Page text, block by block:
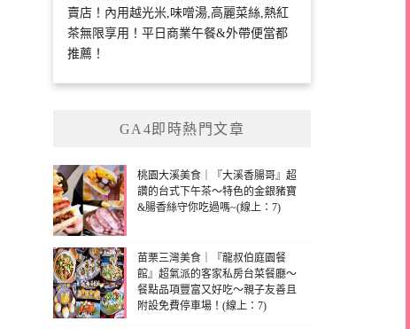
賣店！內用越光米,味噌湯,高麗菜絲,熱紅
茶無限享用！平日商業午餐&外帶便當都
推薦！
GA4即時熱門文章
桃園大溪美食｜『大溪香腸哥』超
讚的台式下午茶～特色的金銀豬寶
&腸香絲守你吃過嗎~(線上：7)
苗栗三灣美食｜『龍叔伯庭園餐
館』超氣派的客家私房台菜餐廳～
餐點品項豐富又好吃～親子友善且
附設免費停車場！(線上：7)